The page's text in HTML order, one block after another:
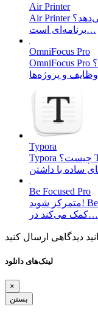
Air Printer
Air Printer چیست و چه کاری انجام می‌دهد؟ Air Printer
برنامه‌ای است…
OmniFocus Pro
OmniFocus Pro چیست؟ OmniFocus Pro نرم‌افزاری حرفه‌ای
Typora
Typora چیست؟ Typora برنامه‌ای جهت ویرایش و نوشتن
Be Focused Pro
متمرکز شوید! Be Focused Pro نام برنامه‌ای است که به شما
کمک می‌کند در…
لینک‌های دانلود
×
بستن